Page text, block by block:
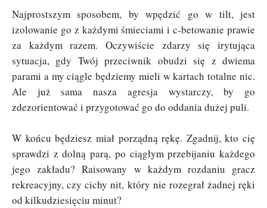
Najprostszym sposobem, by wpędzić go w tilt, jest
izolowanie go z każdymi śmieciami i c-betowanie prawie
za każdym razem. Oczywiście zdarzy się irytująca
sytuacja, gdy Twój przeciwnik obudzi się z dwiema
parami a my ciągle będziemy mieli w kartach totalne nic.
Ale już sama nasza agresja wystarczy, by go
zdezorientować i przygotować go do oddania dużej puli.
W końcu będziesz miał porządną rękę. Zgadnij, kto cię
sprawdzi z dolną parą, po ciągłym przebijaniu każdego
jego zakładu? Raisowany w każdym rozdaniu gracz
rekreacyjny, czy cichy nit, który nie rozegrał żadnej ręki
od kilkudziesięciu minut?